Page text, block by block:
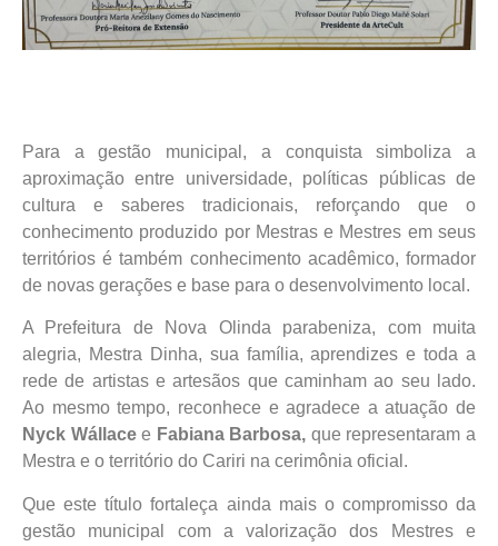
Para a gestão municipal, a conquista simboliza a
aproximação entre universidade, políticas públicas de
cultura e saberes tradicionais, reforçando que o
conhecimento produzido por Mestras e Mestres em seus
territórios é também conhecimento acadêmico, formador
de novas gerações e base para o desenvolvimento local.
A Prefeitura de Nova Olinda parabeniza, com muita
alegria, Mestra Dinha, sua família, aprendizes e toda a
rede de artistas e artesãos que caminham ao seu lado.
Ao mesmo tempo, reconhece e agradece a atuação de
Nyck Wállacee Fabiana Barbosa, que representaram a
Mestra e o território do Cariri na cerimônia oficial.
Que este título fortaleça ainda mais o compromisso da
gestão municipal com a valorização dos Mestres e